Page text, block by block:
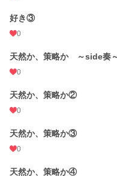
好き③
0
天然か、策略か ～side奏
0
天然か、策略か②
0
天然か、策略か③
0
天然か、策略か④